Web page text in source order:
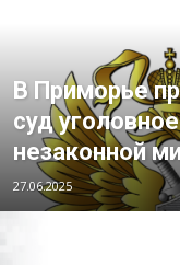
В Приморье
суд
незаконной
27.06.2025